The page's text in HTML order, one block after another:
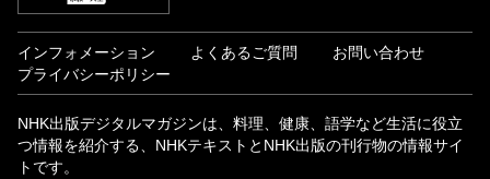
インフォメーション よくあるご質問
お問い合わせ
プライバシーポリシー
NHK出版デジタルマガジンは、料理、健康、語学など生活に役立
つ情報を紹介する、NHKテキストとNHK出版の刊行物の情報サイ
トです。